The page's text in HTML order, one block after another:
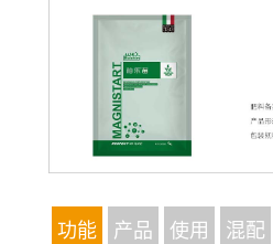
功能
产品
使用
混配